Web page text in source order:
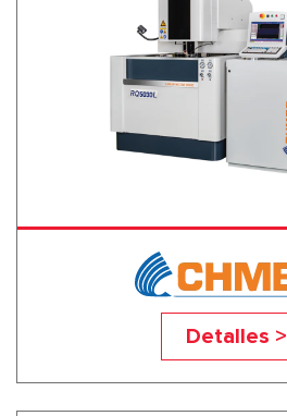
RQ5030L
Detalles >